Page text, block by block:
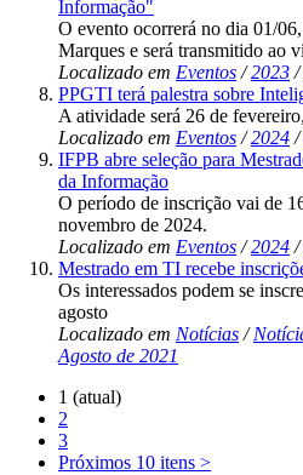
Informação"
O evento ocorrerá no dia 01/
Marques e será transmitido ao
Localizado em Eventos /2023 /
PPGTI terá palestra sobre
A atividade será 26 de
Localizado em Eventos /2024 /
IFPB abre seleção para
da Informação
O período de inscrição vai de
novembro de 2024.
Localizado em Eventos /2024 /
Mestrado em TI recebe
Os interessados podem se
agosto
Localizado em Notícias /
Agosto de 2021
1 (atual)
2
3
Próximos 10 itens >